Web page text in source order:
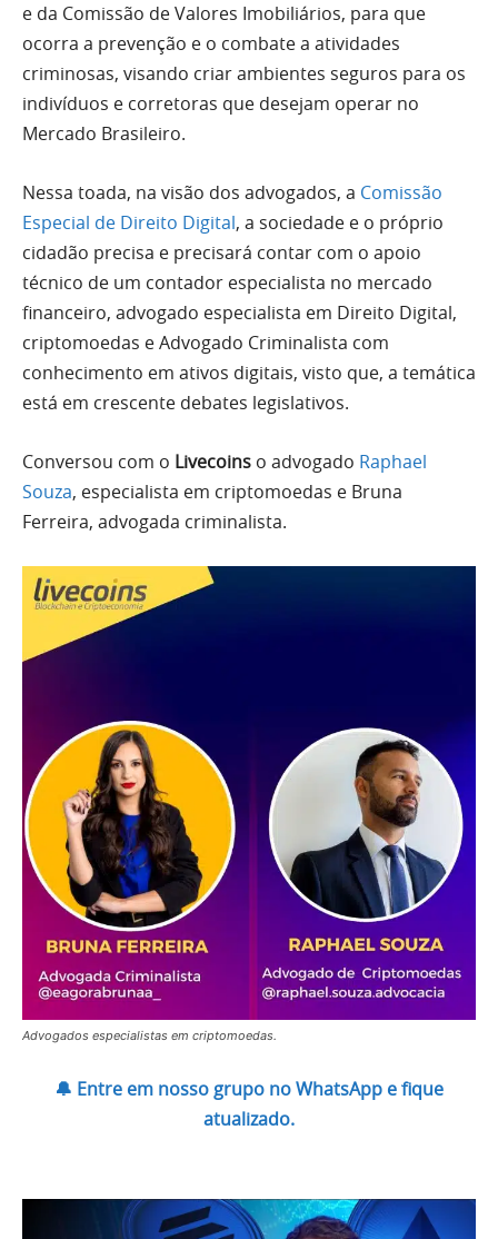
e da Comissão de Valores Imobiliários, para que
ocorra a prevenção e o combate a atividades
criminosas, visando criar ambientes seguros para os
indivíduos e corretoras que desejam operar no
Mercado Brasileiro.
Nessa toada, na visão dos advogados, a Comissão
Especial de Direito Digital, a sociedade e o próprio
cidadão precisa e precisará contar com o apoio
técnico de um contador especialista no mercado
financeiro, advogado especialista em Direito Digital,
criptomoedas e Advogado Criminalista com
conhecimento em ativos digitais, visto que, a temática
está em crescente debates legislativos.
Conversou com o Livecoins o advogado Raphael
Souza, especialista em criptomoedas e Bruna
Ferreira, advogada criminalista.
Advogados especialistas em criptomoedas.
🔔 Entre em nosso grupo no WhatsApp e fique
atualizado.